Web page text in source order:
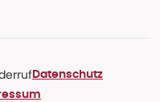
Datenschutz